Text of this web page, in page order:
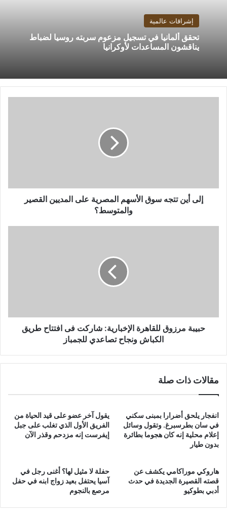
إشراقات عالمية
تحقق ألمانيا في تسجيل مزعوم سربته روسيا لضباط
يناقشون المساعدات لأوكرانيا
القصير
والمتوسط؟
إلى أين تتجه سوق الأسهم المصرية على المديين القصير
والمتوسط؟
الكباش
ونجاححبيبة مرزوق للقاهرة الإخبارية: شاركت فى افتتاح طريق
الكباش ونجاح تصاعدي للجمباز
مقالات ذات صلة
انفجار يلحق أضرارا بمبنى سكني
في سان بطرسبرغ. وتقول وسائل
إعلام محلية إنه كان هجوما بطائرة
بدون طيار
يقول آخر عضو على قيد الحياة من
الفريق الأول الذي تغلب على جبل
إيفرست إنه مزدحم وقذر الآن
هاروكي موراكامي يكشف عن
قصته القصيرة الجديدة في حدث
أدبي بطوكيو
حفلة لا مثيل لها؟ أغنى رجل في
آسيا يحتفل بعيد زواج ابنه في حفل
مرصع بالنجوم